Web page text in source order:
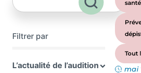
Filtrer par
L’actualité de l’audition
santé
Tout
mai